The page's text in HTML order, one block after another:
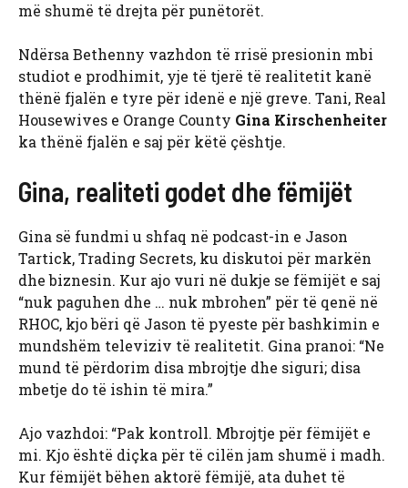
më shumë të drejta për punëtorët.
Ndërsa Bethenny vazhdon të rrisë presionin mbi
studiot e prodhimit, yje të tjerë të realitetit kanë
thënë fjalën e tyre për idenë e një greve. Tani, Real
Housewives e Orange County Gina Kirschenheiter
ka thënë fjalën e saj për këtë çështje.
Gina, realiteti godet dhe fëmijët
Gina së fundmi u shfaq në podcast-in e Jason
Tartick, Trading Secrets, ku diskutoi për markën
dhe biznesin. Kur ajo vuri në dukje se fëmijët e saj
“nuk paguhen dhe … nuk mbrohen” për të qenë në
RHOC, kjo bëri që Jason të pyeste për bashkimin e
mundshëm televiziv të realitetit. Gina pranoi: “Ne
mund të përdorim disa mbrojtje dhe siguri; disa
mbetje do të ishin të mira.”
Ajo vazhdoi: “Pak kontroll. Mbrojtje për fëmijët e
mi. Kjo është diçka për të cilën jam shumë i madh.
Kur fëmijët bëhen aktorë fëmijë, ata duhet të